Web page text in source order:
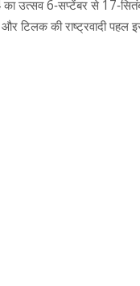
उत्सव 6‑सप्टेंबर से
टिलक की राष्ट्रवादी पहल